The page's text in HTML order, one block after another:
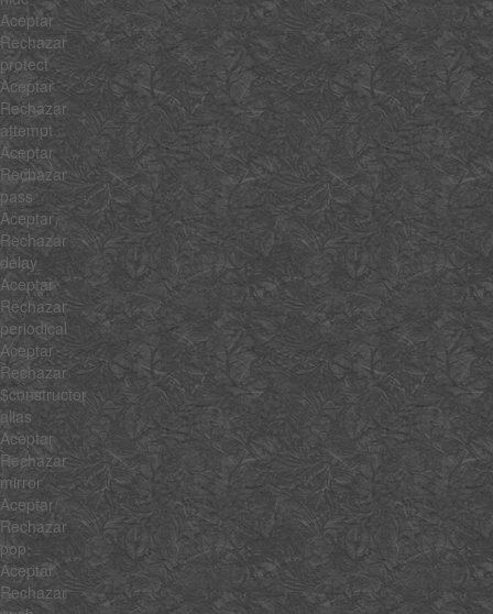
Aceptar
Rechazar
protect
Aceptar
Rechazar
attempt
Aceptar
Rechazar
pass
Aceptar
Rechazar
delay
Aceptar
Rechazar
periodical
Aceptar
Rechazar
$constructor
alias
Aceptar
Rechazar
mirror
Aceptar
Rechazar
pop
Aceptar
Rechazar